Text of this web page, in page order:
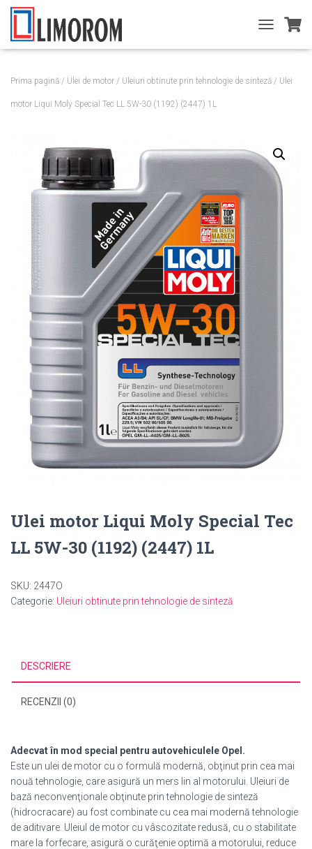
O
Prima pagină / Ulei de motor / Uleiuri obtinute prin tehnologie de sinteză / Ulei
motor Liqui Moly Special Tec LL 5W-30 (1192) (2447) 1L
Ulei motor Liqui Moly Special Tec
LL 5W-30 (1192) (2447) 1L
SKU: 2447O
Categorie: Uleiuri obtinute prin tehnologie de sinteză
DESCRIERE
RECENZII (0)
Adecvat în mod special pentru autovehiculele Opel.
Este un ulei de motor cu o formulă modernă, obţinut prin cea mai
nouă tehnologie, care asigură un mers lin al motorului. Uleiuri de
bază neconvenţionale obţinute prin tehnologie de sinteză
(hidrocracare) au fost combinate cu cea mai modernă tehnologie
de aditivare. Uleiul de motor cu vâscozitate redusă, cu o stabilitate
mare la forfecare, asigură o curăţenie optimă a motorului, reduce